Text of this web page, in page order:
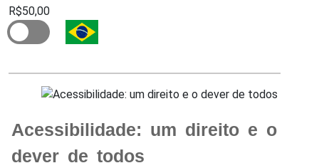
R$50,00
Acessibilidade: um direito e o
dever de todos